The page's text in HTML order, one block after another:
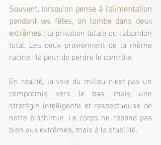
Souvent, lorsqu'on pense à l'alimentation
pendant les fêtes, on tombe dans deux
extrêmes : la privation totale ou l’abandon
total. Les deux proviennent de la même
racine : la peur de perdre le contrôle.
En réalité, la voie du milieu n'est pas un
compromis vers le bas, mais une
stratégie intelligente et respectueuse de
notre biochimie. Le corps ne répond pas
bien aux extrêmes, mais à la stabilité.